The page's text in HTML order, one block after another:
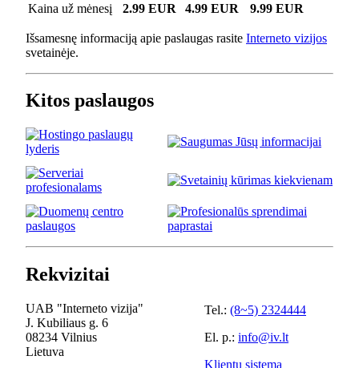
Kaina už mėnesį
2.99 EUR 4.99 EUR 9.99 EUR
Išsamesnę informaciją apie paslaugas rasite Interneto vizijos
svetainėje.
Kitos paslaugos
Rekvizitai
UAB "Interneto vizija"
J. Kubiliaus g. 6
08234 Vilnius
Lietuva
Tel.: (8~5) 2324444
El. p.: info@iv.lt
Klientų sistema